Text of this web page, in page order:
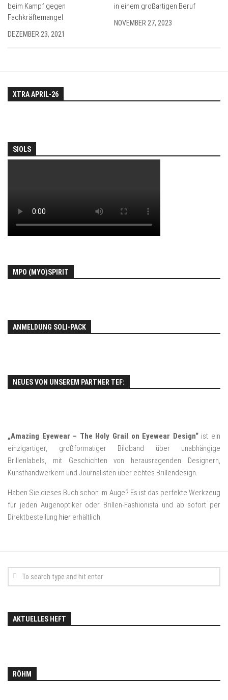
beim Kampf gegen
Fachkräftemangel
DEZEMBER 23, 2021
in einem großartigen Beruf
NOVEMBER 27, 2023
XTRA APRIL-26
SIOLS
MPO (MYO)SPIRIT
ANMELDUNG SOLI-PACK
NEUES VON UNSEREM PARTNER TEF:
„Amazing Eyewear – The Holy Grail on Eyewear Design“ist ein
einzigartiger, großformatiger Bildband über unabhängige
Brillenlabels, mit Geschichten von herausragenden Designern,
Kunsthandwerkern und Journalisten über echtes Brillendesign.
Haben Sie dieses Buch schon im Auge? Es ist das perfekte Werkzeug
für jeden Augenoptiker oder Brillen-Fashionista und ab sofort per
Direktbestellung hier erhältlich.
AKTUELLES HEFT
RÖHM